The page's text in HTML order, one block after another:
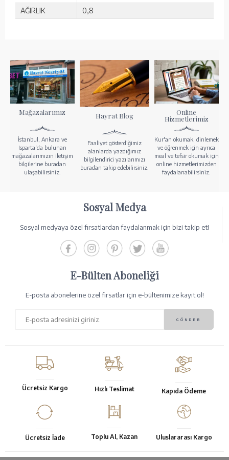
AĞIRLIK
0,8
Mağazalarımız
İstanbul, Ankara ve
Isparta'da bulunan
mağazalarımızın iletişim
bilgilerine buradan
ulaşabilirsiniz.
Hayrat Blog
Faaliyet gösterdiğimiz
alanlarda yazdığımız
bilgilendirici yazılarımızı
buradan takip edebilirsiniz.
Online
Hizmetlerimiz
Kur'an okumak, dinlemek
ve öğrenmek için ayrıca
meal ve tefsir okumak için
online hizmetlerimizden
faydalanabilirsiniz.
Sosyal Medya
Sosyal medyaya özel fırsatlardan faydalanmak için bizi takip et!
E-Bülten Aboneliği
E-posta abonelerine özel fırsatlar için e-bültenimize kayıt ol!
Ücretsiz Kargo Hızlı Teslimat Kapıda Ödeme
Ücretsiz İade Toplu Al, Kazan Uluslararası Kargo